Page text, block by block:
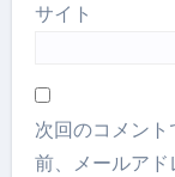
サイト
次回のコメン
前、メールアド